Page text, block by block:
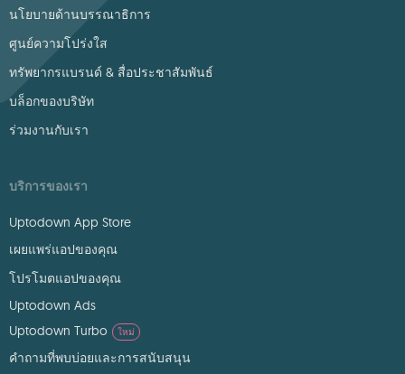
นโยบายด้านบรรณาธิการ
ศูนย์ความโปร่งใส
ทรัพยากรแบรนด์ & สื่อประชาสัมพันธ์
บล็อกของบริษัท
ร่วมงานกับเรา
บริการของเรา
Uptodown App Store
เผยแพร่แอปของคุณ
โปรโมตแอปของคุณ
Uptodown Ads
Uptodown Turbo
ใหม่
คำถามที่พบบ่อยและการสนับสนุน